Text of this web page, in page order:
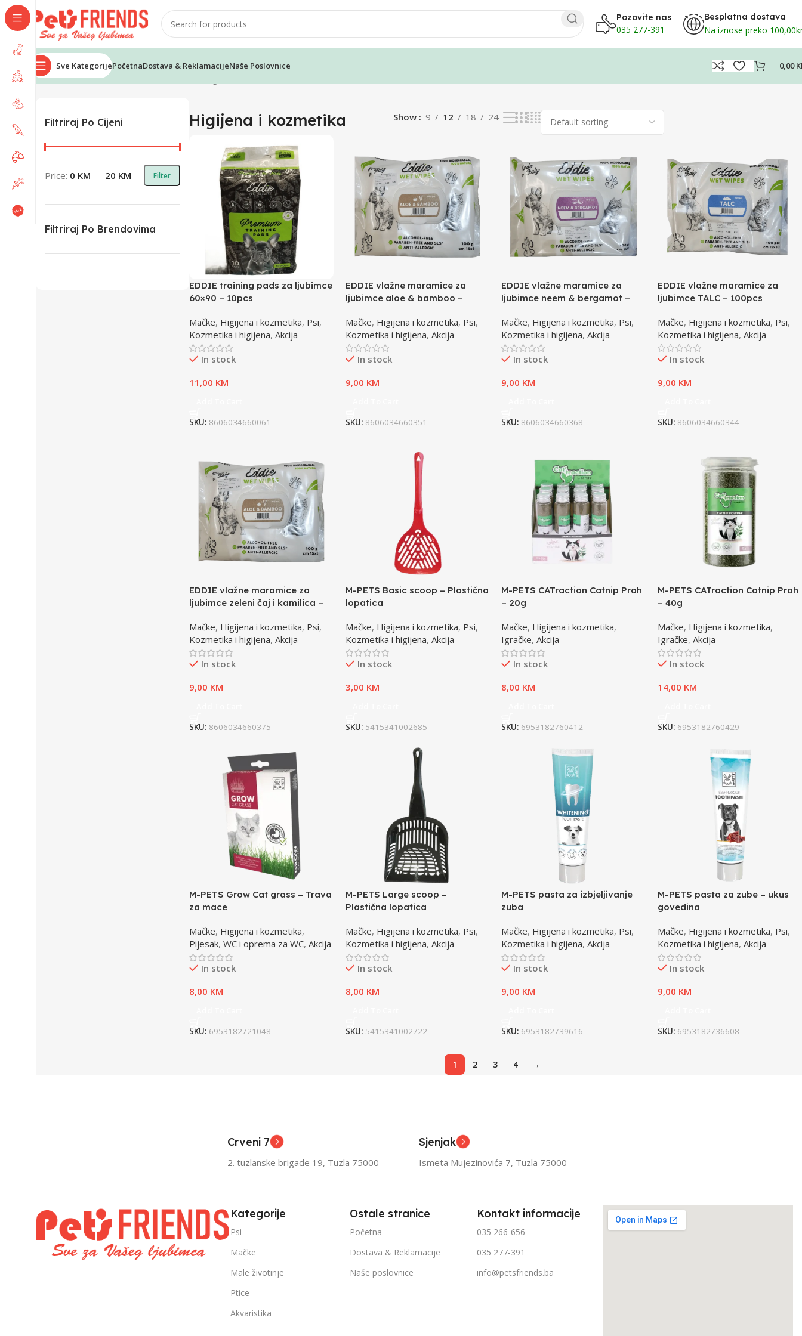
Pozovite nas
035 277-391
Besplatna dostava
Na iznose preko
Sve KategorijePočetnaDostava & ReklamacijeNaše Poslovnice 0,00
Home Mačke Higijena i kozmetika
Filtriraj Po Cijeni
Filter
Price: 0 KM — 20 KM
Filtriraj Po Brendovima
Higijena i kozmetika Show 9 12 18 24
EDDIE training pads za ljubimce
60×90 – 10pcs
Mačke, Higijena i kozmetika, Psi,
Kozmetika i higijena, Akcija
In stock
11,00 KM
SKU: 8606034660061
EDDIE vlažne maramice za
ljubimce aloe & bamboo –
Mačke, Higijena i kozmetika, Psi,
Kozmetika i higijena, Akcija
In stock
9,00 KM
SKU: 8606034660351
EDDIE vlažne maramice za
ljubimce neem & bergamot –
Mačke, Higijena i kozmetika, Psi,
Kozmetika i higijena,Akcija
In stock
9,00 KM
SKU: 8606034660368
EDDIE vlažne maramice za
ljubimce TALC – 100pcs
Mačke, Higijena i kozmetika, Psi,
Kozmetika i higijena,Akcija
In stock
9,00 KM
SKU: 8606034660344
EDDIE vlažne maramice za
ljubimce zeleni čaj i kamilica –
Mačke, Higijena i kozmetika, Psi,
Kozmetika i higijena, Akcija
In stock
9,00 KM
SKU: 8606034660375
M-PETS Basic scoop – Plastična
lopatica
Mačke, Higijena i kozmetika, Psi,
Kozmetika i higijena, Akcija
In stock
3,00 KM
SKU: 5415341002685
M-PETS CATraction Catnip Prah
– 20g
Mačke, Higijena i kozmetika,
Igračke,Akcija
In stock
8,00 KM
SKU: 6953182760412
M-PETS CATraction Catnip Prah
– 40g
Mačke, Higijena i kozmetika,
Igračke,Akcija
In stock
14,00 KM
SKU: 6953182760429
M-PETS Grow Cat grass – Trava
za mace
Mačke, Higijena i kozmetika,
Pijesak, WC i oprema za WC, Akcija
In stock
8,00 KM
SKU: 6953182721048
M-PETS Large scoop –
Plastična lopatica
Mačke, Higijena i kozmetika, Psi,
Kozmetika i higijena, Akcija
In stock
8,00 KM
SKU: 5415341002722
M-PETS pasta za izbjeljivanje
zuba
Mačke, Higijena i kozmetika, Psi,
Kozmetika i higijena,Akcija
In stock
9,00 KM
SKU: 6953182739616
M-PETS pasta za zube – ukus
govedina
Mačke, Higijena i kozmetika, Psi,
Kozmetika i higijena,Akcija
In stock
9,00 KM
SKU: 6953182736608
1 2 3 4 →
Crveni 7
2. tuzlanske brigade 19, Tuzla 75000
Sjenjak
Ismeta Mujezinovića 7, Tuzla 75000
Kategorije
Psi
Mačke
Male životinje
Ptice
Akvaristika
Ostale stranice
Početna
Dostava & Reklamacije
Naše poslovnice
Kontakt informacije
035 266-656
035 277-391
info@petsfriends.ba